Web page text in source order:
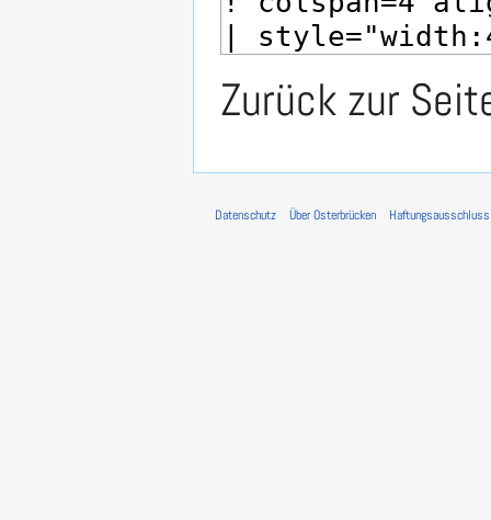
Zurück zur
Datenschutz Über Osterbrücken Haftungsausschluss